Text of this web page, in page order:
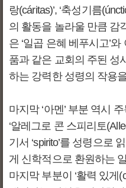
랑(cáritas)’, ‘축성기름
의 활동을 놀라울 만큼 감
은 ‘일곱 은혜 베푸시고’
품과 같은 교회의 주된 성
하는 강력한 성령의 작용
마지막 ‘아멘’ 부분 역시
‘알레그로 콘 스피리토
기서 ‘spirito’를 성령으로
게 신학적으로 환원하는
마지막 부분이 ‘활력 있게